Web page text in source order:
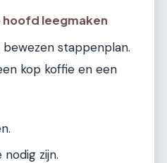
hoofd leegmaken
stappenplan.
kop koffie en een
zijn.